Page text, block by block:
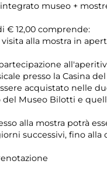
museo +
€ 12,00 comprende:
alla mostra in
presso la Casina
acquistato nelle
Museo Bilotti e
alla mostra potrà
successivi, fino alla